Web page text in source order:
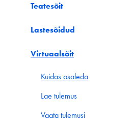
Teatesõit
Lastesõidud
Virtuaalsõit
Kuidas osaleda
Lae tulemus
Vaata tulemusi